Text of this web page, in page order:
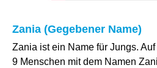
Zania (Gegebener Name)
Zania ist ein Name für Jungs.
9 Menschen mit dem Namen